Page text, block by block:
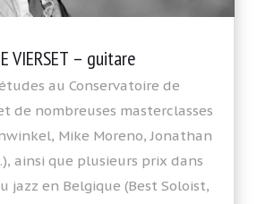
VIERSET – guitare
au Conservatoire de
de nombreuses masterclasses
Mike Moreno, Jonathan
ainsi que plusieurs prix dans
jazz en Belgique (Best Soloist,